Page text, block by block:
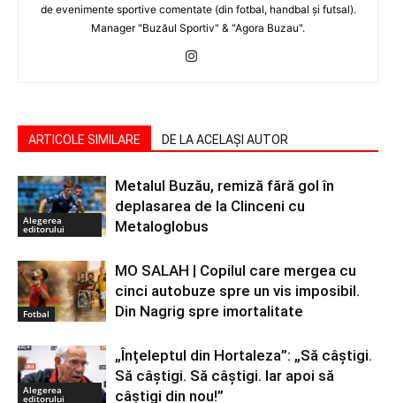
de evenimente sportive comentate (din fotbal, handbal şi futsal).
Manager "Buzăul Sportiv" & "Agora Buzau".
ARTICOLE SIMILARE DE LA ACELAȘI AUTOR
Alegerea
editorului
Metalul Buzău, remiză fără gol în
deplasarea de la Clinceni cu
Metaloglobus
Fotbal
MO SALAH | Copilul care mergea cu
cinci autobuze spre un vis imposibil.
Din Nagrig spre imortalitate
Alegerea
editorului
„Înțeleptul din Hortaleza”: „Să câștigi.
Să câștigi. Să câștigi. Iar apoi să
câștigi din nou!”